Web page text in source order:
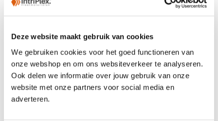
Deze website maakt gebruik van cookies
We gebruiken cookies voor het goed functioneren van
onze webshop en om ons websiteverkeer te analyseren.
Ook delen we informatie over jouw gebruik van onze
website met onze partners voor social media en
adverteren.
Zakelijk bestellen? Word klant!
Geen producten gevonden voor deze selectie.